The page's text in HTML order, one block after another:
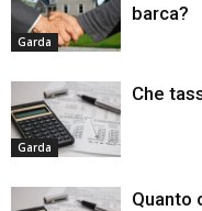
Garda
barca?
Garda
Che
Quanto